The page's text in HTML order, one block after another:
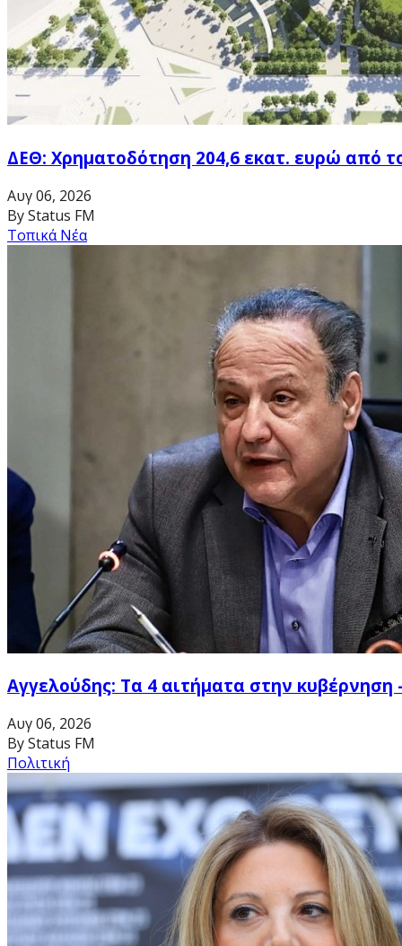
ΔΕΘ: Χρηματοδότηση 204,6 εκατ. ευρώ από
Αυγ 06, 2026
By Status FM
Τοπικά Νέα
Αγγελούδης: Τα 4 αιτήματα στην κυβέρνηση
Αυγ 06, 2026
By Status FM
Πολιτική